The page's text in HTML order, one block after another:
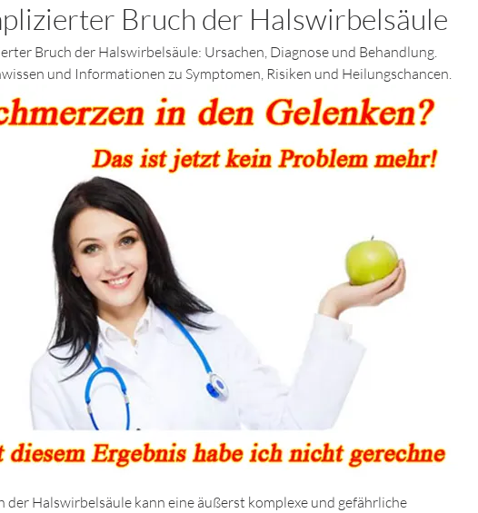
Bruch der Halswirbelsäule
Bruch der Halswirbelsäule: Ursachen, Diagnose und Behandlung.
und Informationen zu Symptomen, Risiken und Heilungschancen.
der Halswirbelsäule kann eine äußerst komplexe und gefährliche